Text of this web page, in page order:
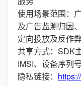
使用场景范围：
及广告监测归因
定向投放及反作
共享方式：SDK
IMSI、设备序列
隐私链接：